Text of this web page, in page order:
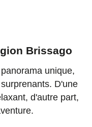
Brissago
unique,
D'une
d'autre part,